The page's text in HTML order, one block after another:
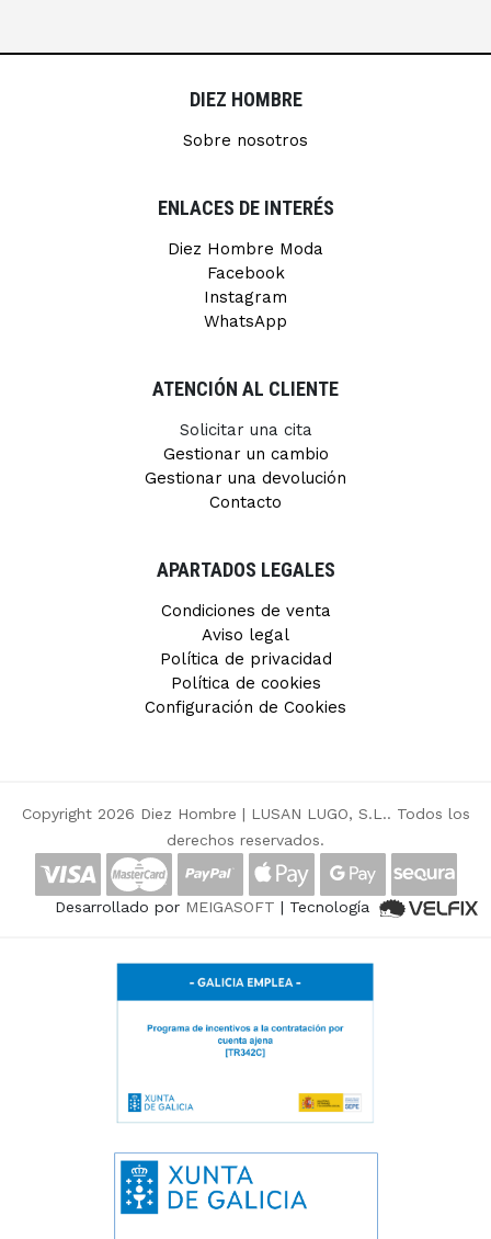
DIEZ HOMBRE
Sobre nosotros
ENLACES DE INTERÉS
Diez Hombre Moda
Facebook
Instagram
WhatsApp
ATENCIÓN AL CLIENTE
Solicitar una cita
Gestionar un cambio
Gestionar una devolución
Contacto
APARTADOS LEGALES
Condiciones de venta
Aviso legal
Política de privacidad
Política de cookies
Configuración de Cookies
Copyright 2026 Diez Hombre | LUSAN LUGO, S.L.. Todos los
derechos reservados.
Desarrollado por MEIGASOFT | Tecnología